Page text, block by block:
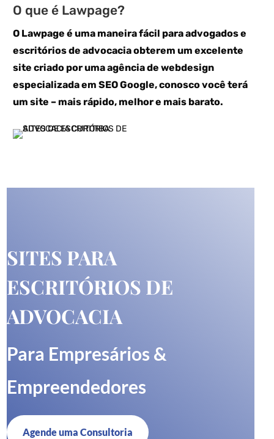
O que é Lawpage?
O Lawpage é uma maneira fácil para advogados e
escritórios de advocacia obterem um excelente
site criado por uma agência de webdesign
especializada em SEO Google, conosco você terá
um site – mais rápido, melhor e mais barato.
SITES PARA
ESCRITÓRIOS DE
ADVOCACIA
Para Empresários &
Empreendedores
Agende uma Consultoria